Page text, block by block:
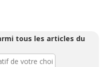
tous les articles du